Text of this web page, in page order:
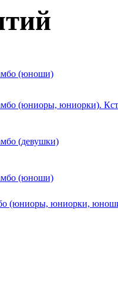
(юноши)
(юниоры, юниорки).
(девушки)
(юноши)
(юниоры, юниорки,